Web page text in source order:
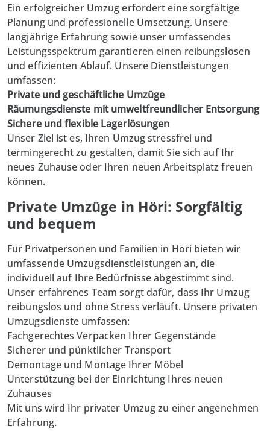
Ein erfolgreicher Umzug erfordert eine sorgfältige
Planung und professionelle Umsetzung. Unsere
langjährige Erfahrung sowie unser umfassendes
Leistungsspektrum garantieren einen reibungslosen
und effizienten Ablauf. Unsere Dienstleistungen
umfassen:
Private und geschäftliche Umzüge
Räumungsdienste mit umweltfreundlicher Entsorgung
Sichere und flexible Lagerlösungen
Unser Ziel ist es, Ihren Umzug stressfrei und
termingerecht zu gestalten, damit Sie sich auf Ihr
neues Zuhause oder Ihren neuen Arbeitsplatz freuen
können.
Private Umzüge in Höri: Sorgfältig
und bequem
Für Privatpersonen und Familien in Höri bieten wir
umfassende Umzugsdienstleistungen an, die
individuell auf Ihre Bedürfnisse abgestimmt sind.
Unser erfahrenes Team sorgt dafür, dass Ihr Umzug
reibungslos und ohne Stress verläuft. Unsere privaten
Umzugsdienste umfassen:
Fachgerechtes Verpacken Ihrer Gegenstände
Sicherer und pünktlicher Transport
Demontage und Montage Ihrer Möbel
Unterstützung bei der Einrichtung Ihres neuen
Zuhauses
Mit uns wird Ihr privater Umzug zu einer angenehmen
Erfahrung.